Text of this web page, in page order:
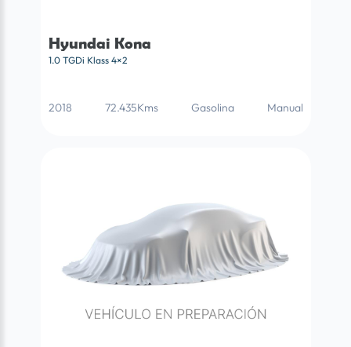
Hyundai Kona
1.0 TGDi Klass 4×2
2018 72.435Kms Gasolina Manual